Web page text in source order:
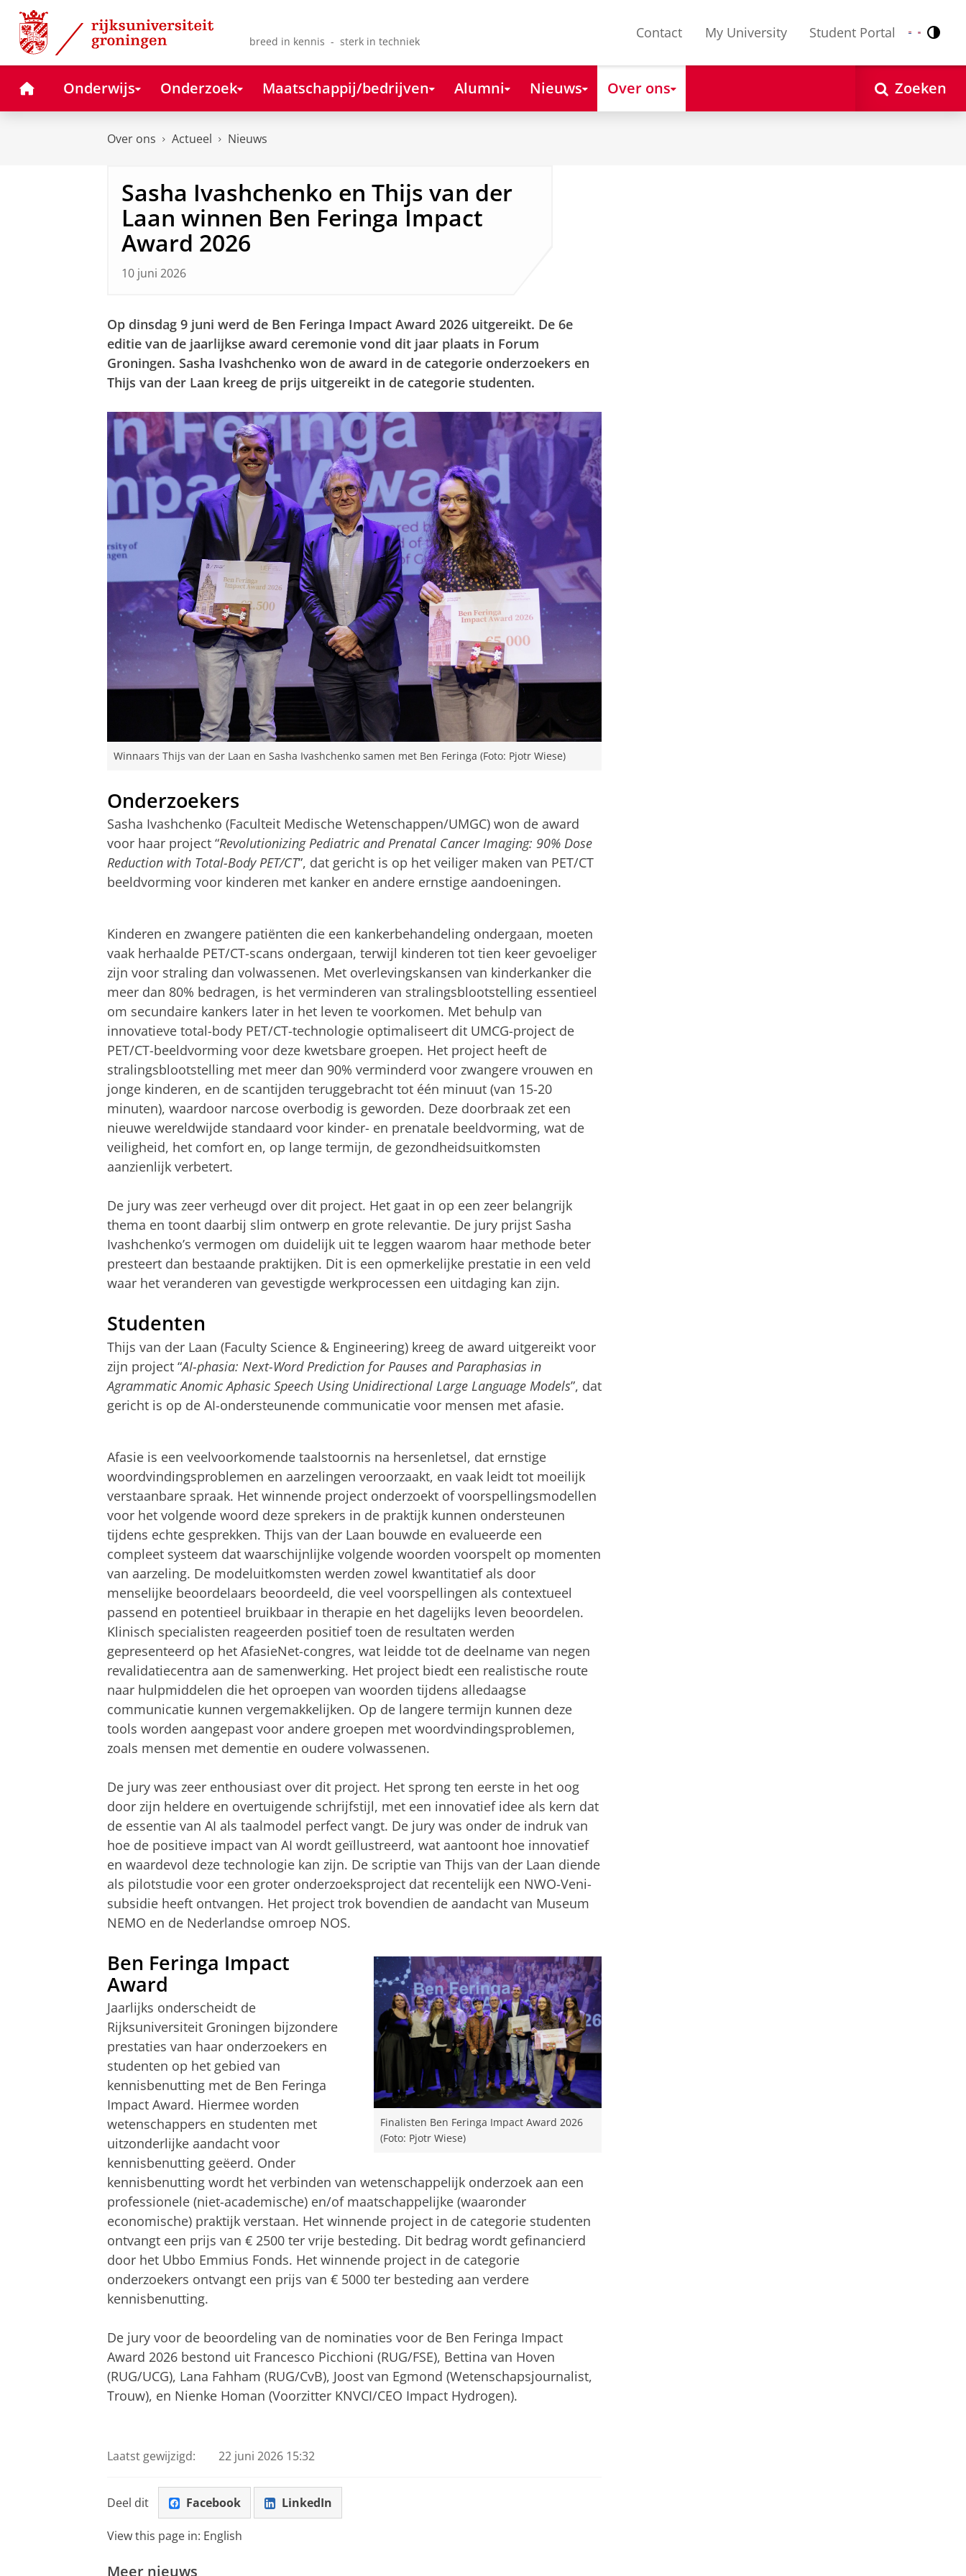
Skip
Content
Skip
Navigation
breed in kennis - sterk in techniek
Contact My University Student Portal Nederlands
English
HomeOnderwijs Onderzoek Maatschappij/bedrijven Alumni Nieuws Over ons Zoeken
Over ons Actueel Nieuws
Sasha Ivashchenko en Thijs van der
Laan winnen Ben Feringa Impact
Award 2026
10 juni 2026
Op dinsdag 9 juni werd de Ben Feringa Impact Award 2026 uitgereikt. De 6e
editie van de jaarlijkse award ceremonie vond dit jaar plaats in Forum
Groningen. Sasha Ivashchenko won de award in de categorie onderzoekers en
Thijs van der Laan kreeg de prijs uitgereikt in de categorie studenten.
Winnaars Thijs van der Laan en Sasha Ivashchenko samen met Ben Feringa (Foto: Pjotr Wiese)
Onderzoekers
Sasha Ivashchenko (Faculteit Medische Wetenschappen/UMGC) won de award
voor haar project “Revolutionizing Pediatric and Prenatal Cancer Imaging: 90% Dose
Reduction with Total-Body PET/CT”, dat gericht is op het veiliger maken van PET/CT
beeldvorming voor kinderen met kanker en andere ernstige aandoeningen.
Kinderen en zwangere patiënten die een kankerbehandeling ondergaan, moeten
vaak herhaalde PET/CT-scans ondergaan, terwijl kinderen tot tien keer gevoeliger
zijn voor straling dan volwassenen. Met overlevingskansen van kinderkanker die
meer dan 80% bedragen, is het verminderen van stralingsblootstelling essentieel
om secundaire kankers later in het leven te voorkomen. Met behulp van
innovatieve total-body PET/CT-technologie optimaliseert dit UMCG-project de
PET/CT-beeldvorming voor deze kwetsbare groepen. Het project heeft de
stralingsblootstelling met meer dan 90% verminderd voor zwangere vrouwen en
jonge kinderen, en de scantijden teruggebracht tot één minuut (van 15-20
minuten), waardoor narcose overbodig is geworden. Deze doorbraak zet een
nieuwe wereldwijde standaard voor kinder- en prenatale beeldvorming, wat de
veiligheid, het comfort en, op lange termijn, de gezondheidsuitkomsten
aanzienlijk verbetert.
De jury was zeer verheugd over dit project. Het gaat in op een zeer belangrijk
thema en toont daarbij slim ontwerp en grote relevantie. De jury prijst Sasha
Ivashchenko’s vermogen om duidelijk uit te leggen waarom haar methode beter
presteert dan bestaande praktijken. Dit is een opmerkelijke prestatie in een veld
waar het veranderen van gevestigde werkprocessen een uitdaging kan zijn.
Studenten
Thijs van der Laan (Faculty Science & Engineering) kreeg de award uitgereikt voor
zijn project “AI-phasia: Next-Word Prediction for Pauses and Paraphasias in
Agrammatic Anomic Aphasic Speech Using Unidirectional Large Language Models”, dat
gericht is op de AI-ondersteunende communicatie voor mensen met afasie.
Afasie is een veelvoorkomende taalstoornis na hersenletsel, dat ernstige
woordvindingsproblemen en aarzelingen veroorzaakt, en vaak leidt tot moeilijk
verstaanbare spraak. Het winnende project onderzoekt of voorspellingsmodellen
voor het volgende woord deze sprekers in de praktijk kunnen ondersteunen
tijdens echte gesprekken. Thijs van der Laan bouwde en evalueerde een
compleet systeem dat waarschijnlijke volgende woorden voorspelt op momenten
van aarzeling. De modeluitkomsten werden zowel kwantitatief als door
menselijke beoordelaars beoordeeld, die veel voorspellingen als contextueel
passend en potentieel bruikbaar in therapie en het dagelijks leven beoordelen.
Klinisch specialisten reageerden positief toen de resultaten werden
gepresenteerd op het AfasieNet-congres, wat leidde tot de deelname van negen
revalidatiecentra aan de samenwerking. Het project biedt een realistische route
naar hulpmiddelen die het oproepen van woorden tijdens alledaagse
communicatie kunnen vergemakkelijken. Op de langere termijn kunnen deze
tools worden aangepast voor andere groepen met woordvindingsproblemen,
zoals mensen met dementie en oudere volwassenen.
De jury was zeer enthousiast over dit project. Het sprong ten eerste in het oog
door zijn heldere en overtuigende schrijfstijl, met een innovatief idee als kern dat
de essentie van AI als taalmodel perfect vangt. De jury was onder de indruk van
hoe de positieve impact van AI wordt geïllustreerd, wat aantoont hoe innovatief
en waardevol deze technologie kan zijn. De scriptie van Thijs van der Laan diende
als pilotstudie voor een groter onderzoeksproject dat recentelijk een NWO-Veni-
subsidie heeft ontvangen. Het project trok bovendien de aandacht van Museum
NEMO en de Nederlandse omroep NOS.
Finalisten Ben Feringa Impact Award 2026
(Foto: Pjotr Wiese)
Ben Feringa Impact
Award
Jaarlijks onderscheidt de
Rijksuniversiteit Groningen bijzondere
prestaties van haar onderzoekers en
studenten op het gebied van
kennisbenutting met de Ben Feringa
Impact Award. Hiermee worden
wetenschappers en studenten met
uitzonderlijke aandacht voor
kennisbenutting geëerd. Onder
kennisbenutting wordt het verbinden van wetenschappelijk onderzoek aan een
professionele (niet-academische) en/of maatschappelijke (waaronder
economische) praktijk verstaan. Het winnende project in de categorie studenten
ontvangt een prijs van € 2500 ter vrije besteding. Dit bedrag wordt gefinancierd
door het Ubbo Emmius Fonds. Het winnende project in de categorie
onderzoekers ontvangt een prijs van € 5000 ter besteding aan verdere
kennisbenutting.
De jury voor de beoordeling van de nominaties voor de Ben Feringa Impact
Award 2026 bestond uit Francesco Picchioni (RUG/FSE), Bettina van Hoven
(RUG/UCG), Lana Fahham (RUG/CvB), Joost van Egmond (Wetenschapsjournalist,
Trouw), en Nienke Homan (Voorzitter KNVCI/CEO Impact Hydrogen).
Laatst gewijzigd: 22 juni 2026 15:32
Deel dit Facebook LinkedIn
View this page in: English
Meer nieuws